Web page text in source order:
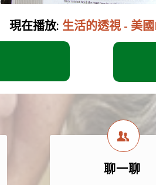
現在播放: 生活的透視 - 美
聊一聊